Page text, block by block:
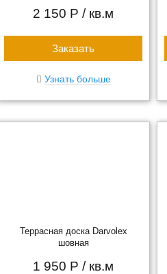
2 150 Р / кв.м
Заказать
Узнать больше
Террасная доска Darvolex
шовная
1 950 Р / кв.м